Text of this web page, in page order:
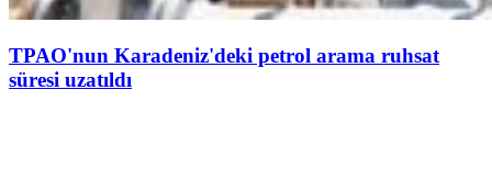
TPAO'nun Karadeniz'deki petrol arama ruhsat
süresi uzatıldı